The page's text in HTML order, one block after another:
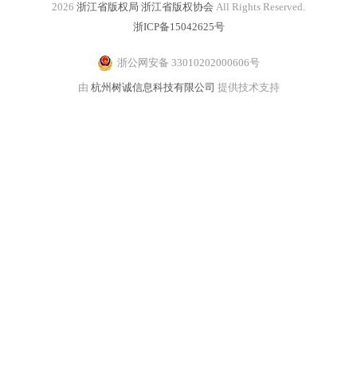
2026 浙江省版权局 浙江省版权协会 All Rights Reserved.
浙ICP备15042625号
浙公网安备 33010202000606号
由 杭州树诚信息科技有限公司 提供技术支持